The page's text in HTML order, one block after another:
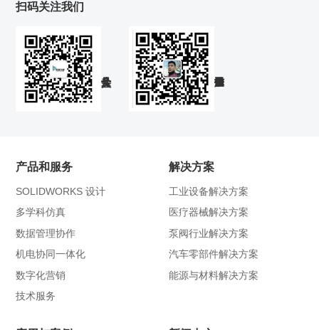
扫码关注我们
产品和服务
SOLIDWORKS 设计
多学科仿真
数据管理协作
机电协同一体化
数字化营销
技术服务
解决方案
工业设备解决方案
医疗器械解决方案
泵阀行业解决方案
汽车零部件解决方案
能源与材料解决方案